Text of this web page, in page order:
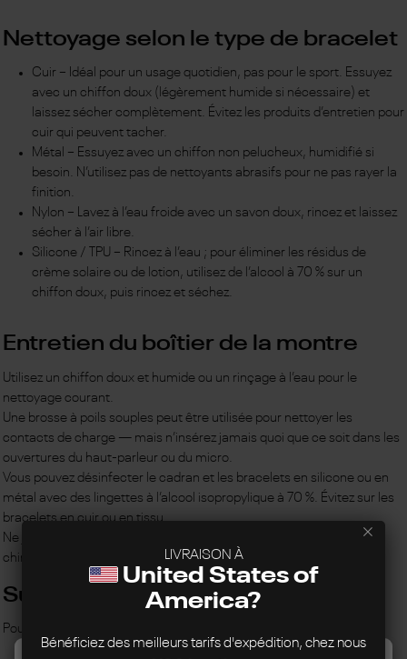
Nettoyage selon le type de bracelet
Cuir – Idéal pour un usage quotidien, pas pour le sport. Essuyez
avec un chiffon doux (légèrement humide si nécessaire) et
laissez sécher complètement. Évitez les produits d’entretien pour
cuir qui peuvent tacher.
Métal – Essuyez avec un chiffon non pelucheux, humidifié si
besoin. N’utilisez pas de nettoyants abrasifs pour ne pas rayer la
finition.
Nylon – Lavez à l’eau froide avec un savon doux, rincez et laissez
sécher à l’air libre.
Silicone / TPU – Rincez à l’eau ; pour éliminer les résidus de
crème solaire ou de lotion, utilisez de l’alcool à 70 % sur un
chiffon doux, puis rincez et séchez.
Entretien du boîtier de la montre
Utilisez un chiffon doux et humide ou un rinçage à l’eau pour le
nettoyage courant.
Une brosse à poils souples peut être utilisée pour nettoyer les
contacts de charge — mais n’insérez jamais quoi que ce soit dans les
ouvertures du haut-parleur ou du micro.
Vous pouvez désinfecter le cadran et les bracelets en silicone ou en
métal avec des lingettes à l’alcool isopropylique à 70 %. Évitez sur les
bracelets en cuir ou en tissu.
Ne jamais utiliser d’eau de Javel, immerger dans des produits
chimiques ou utiliser un nettoyeur à ultrasons.
Substances à éviter
Pour protéger votre peau et votre montre, limitez l’exposition à :
Crème solaire, insectifuge, lotions et huiles
LIVRAISON À
United States of
America?
Bénéficiez des meilleurs tarifs d'expédition, chez nous